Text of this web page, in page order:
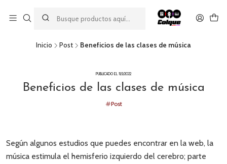
descuento por pago con transferencia bancaria
por una compra mínima de $49.990. Este descuento no es
acumulable a otras promociones ni aplicable a gastos de envío.
Inicio Post Beneficios de las clases de música
PUBLICADO EL 11/3/2022
Beneficios de las clases de música
Post
Según algunos estudios que puedes encontrar en la web, la
música estimula el hemisferio izquierdo del cerebro; parte